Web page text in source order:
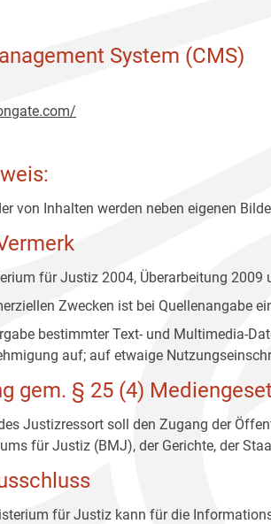
System (CMS)
von Inhalten werden neben eigenen
für Justiz 2004, Überarbeitung 2009
Zwecken ist bei Quellenangabe
bestimmter Text- und Multimedia-
auf; auf etwaige
gem. § 25 (4)
Justizressort soll den Zugang der
für Justiz (BMJ), der Gerichte, der
für Justiz kann für die